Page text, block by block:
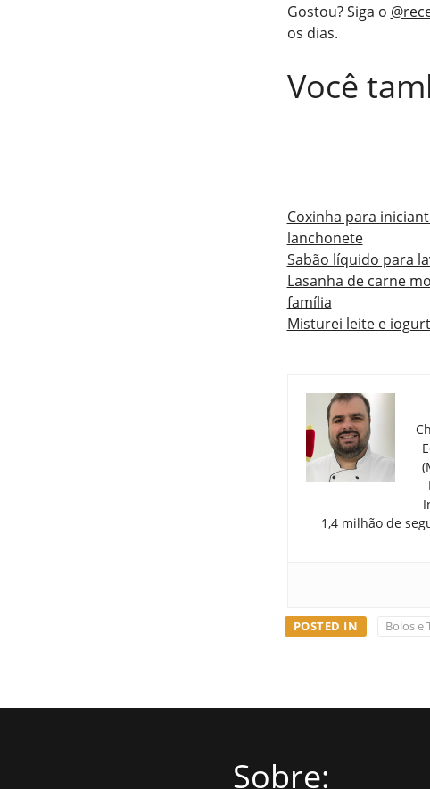
Gostou? Siga o
os dias.
Você
Coxinha para
lanchonete
Sabão líquido para
Lasanha de carne
família
Misturei leite e
1,4 milhão de
POSTED IN Bolos e
Sobre: